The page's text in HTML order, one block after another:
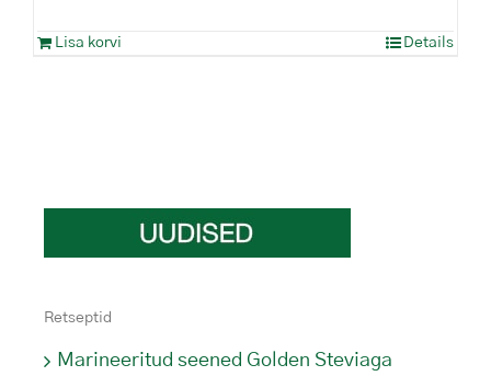
Lisa korvi Details
Retseptid
Marineeritud seened Golden Steviaga